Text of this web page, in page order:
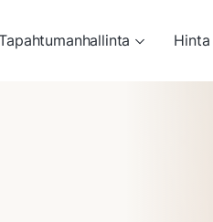
Hinta